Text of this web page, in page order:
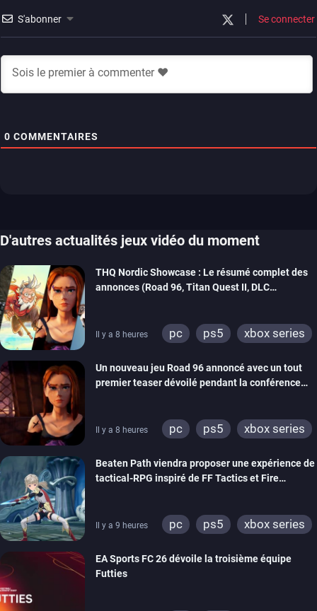
S'abonner Se connecter
0 COMMENTAIRES
D'autres actualités jeux vidéo du moment
THQ Nordic Showcase : Le résumé complet des
annonces (Road 96, Titan Quest II, DLC
Il y a 8 heures pc ps5
xbox series
xbox one
switch 2
Un nouveau jeu Road 96 annoncé avec un tout
premier teaser dévoilé pendant la conférence
Il y a 8 heures pc ps5
xbox series
xbox one
Beaten Path viendra proposer une expérience de
tactical-RPG inspiré de FF Tactics et Fire
Il y a 9 heures pc ps5
xbox series
EA Sports FC 26 dévoile la troisième équipe
Futties